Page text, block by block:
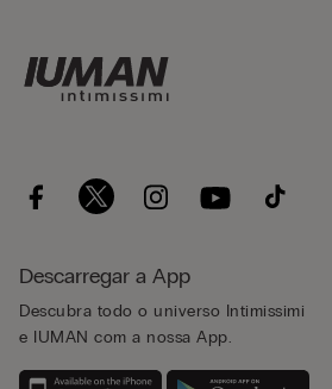
Descarregar a App
Descubra todo o universo Intimissimi
e IUMAN com a nossa App.